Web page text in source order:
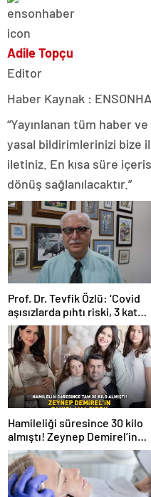
Adile Topçu
Editor
Haber Kaynak :
“Yayınlanan tüm haber
yasal bildirimlerinizi bize
iletiniz. En kısa süre
dönüş sağlanılacaktır.”
Prof. Dr. Tevfik Özlü: ‘Covid
aşısızlarda pıhtı riski, 3 kat
daha fazla’
Hamileliği süresince 30 kilo
almıştı! Zeynep Demirel’in
zayıflama sırrı! MUCİZEVİ
ETKİ!